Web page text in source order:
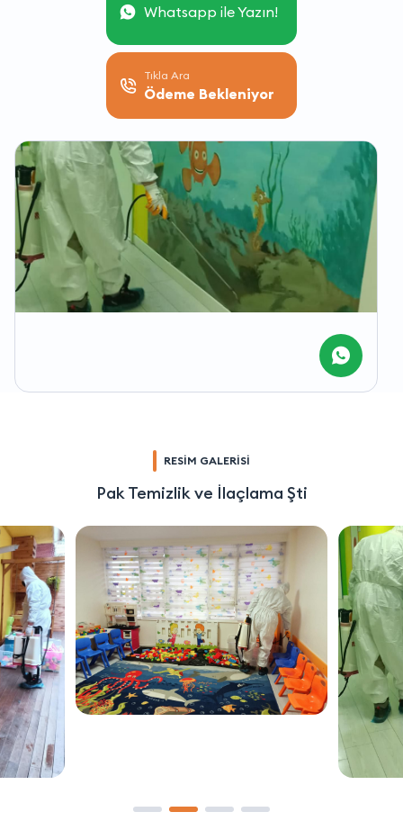
Whatsapp ile Yazın!
Tıkla Ara
Ödeme Bekleniyor
RESİM GALERİSİ
Pak Temizlik ve İlaçlama Şti